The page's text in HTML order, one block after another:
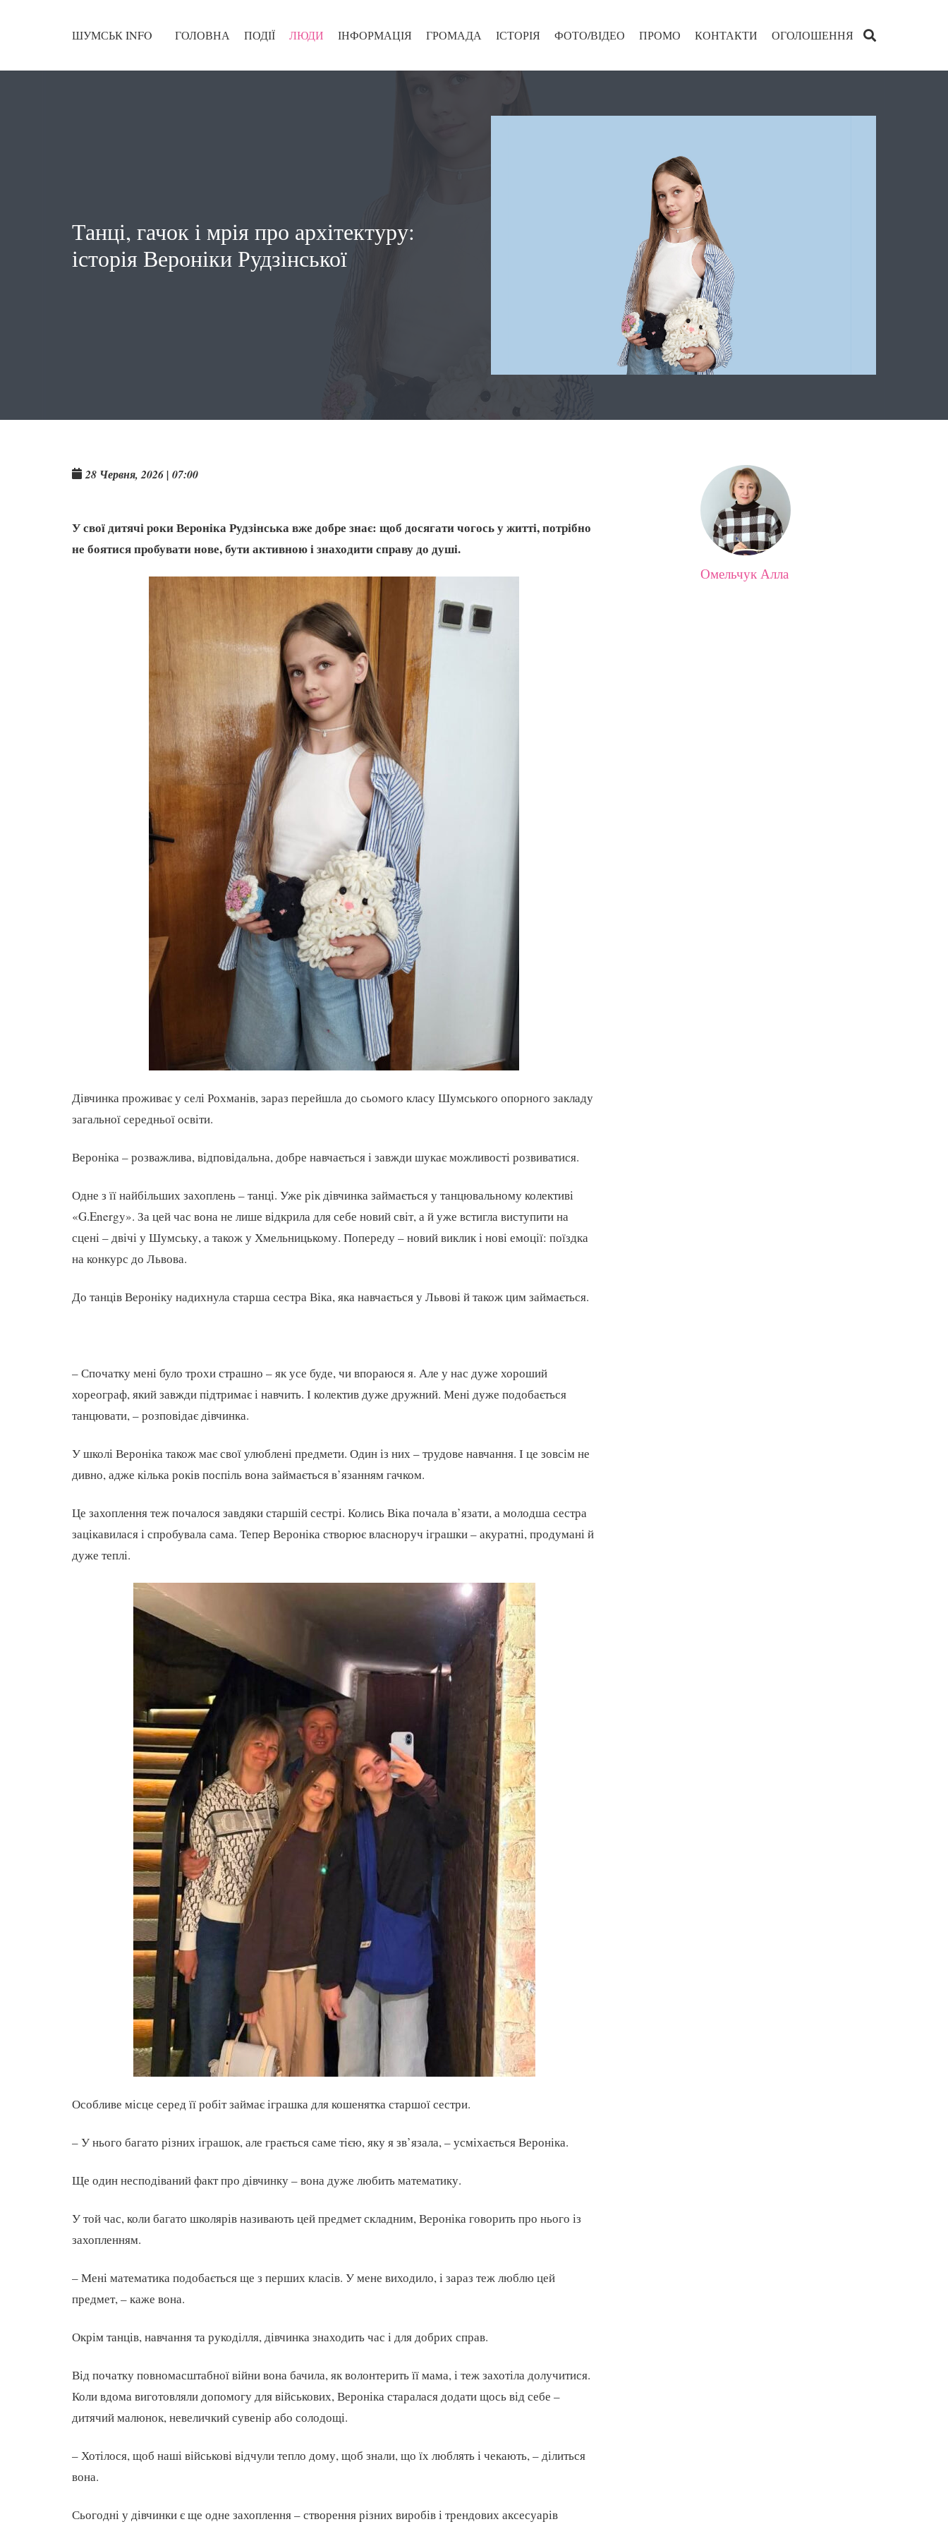
ШУМСЬК INFO ГОЛОВНА ПОДІЇ ЛЮДИ ІНФОРМАЦІЯ ГРОМАДА ІСТОРІЯ ФОТО/ВІДЕО ПРОМО КОНТАКТИ ОГОЛОШЕННЯ
Танці, гачок і мрія про архітектуру:
історія Вероніки Рудзінської
28 Червня, 2026 | 07:00
У свої дитячі роки Вероніка Рудзінська вже добре знає: щоб досягати чогось у житті, потрібно
не боятися пробувати нове, бути активною і знаходити справу до душі.
Дівчинка проживає у селі Рохманів, зараз перейшла до сьомого класу Шумського опорного закладу
загальної середньої освіти.
Вероніка – розважлива, відповідальна, добре навчається і завжди шукає можливості розвиватися.
Одне з її найбільших захоплень – танці. Уже рік дівчинка займається у танцювальному колективі
«G.Energy». За цей час вона не лише відкрила для себе новий світ, а й уже встигла виступити на
сцені – двічі у Шумську, а також у Хмельницькому. Попереду – новий виклик і нові емоції: поїздка
на конкурс до Львова.
До танців Вероніку надихнула старша сестра Віка, яка навчається у Львові й також цим займається.
– Спочатку мені було трохи страшно – як усе буде, чи впораюся я. Але у нас дуже хороший
хореограф, який завжди підтримає і навчить. І колектив дуже дружний. Мені дуже подобається
танцювати, – розповідає дівчинка.
У школі Вероніка також має свої улюблені предмети. Один із них – трудове навчання. І це зовсім не
дивно, адже кілька років поспіль вона займається в’язанням гачком.
Це захоплення теж почалося завдяки старшій сестрі. Колись Віка почала в’язати, а молодша сестра
зацікавилася і спробувала сама. Тепер Вероніка створює власноруч іграшки – акуратні, продумані й
дуже теплі.
Особливе місце серед її робіт займає іграшка для кошенятка старшої сестри.
– У нього багато різних іграшок, але грається саме тією, яку я зв’язала, – усміхається Вероніка.
Ще один несподіваний факт про дівчинку – вона дуже любить математику.
У той час, коли багато школярів називають цей предмет складним, Вероніка говорить про нього із
захопленням.
– Мені математика подобається ще з перших класів. У мене виходило, і зараз теж люблю цей
предмет, – каже вона.
Окрім танців, навчання та рукоділля, дівчинка знаходить час і для добрих справ.
Від початку повномасштабної війни вона бачила, як волонтерить її мама, і теж захотіла долучитися.
Коли вдома виготовляли допомогу для військових, Вероніка старалася додати щось від себе –
дитячий малюнок, невеличкий сувенір або солодощі.
– Хотілося, щоб наші військові відчули тепло дому, щоб знали, що їх люблять і чекають, – ділиться
вона.
Сьогодні у дівчинки є ще одне захоплення – створення різних виробів і трендових аксесуарів
Омельчук Алла